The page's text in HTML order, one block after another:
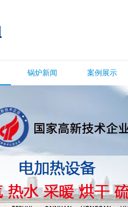
锅炉新闻 案例展示